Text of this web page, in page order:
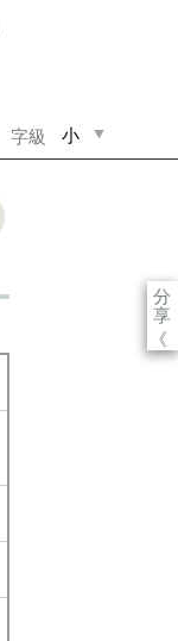
字級 小
分
享
《